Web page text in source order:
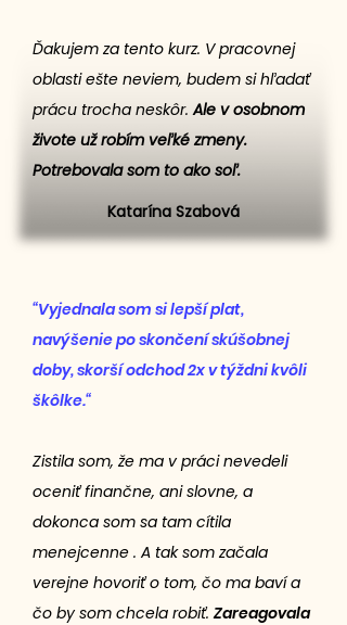
Ďakujem za tento kurz. V pracovnej
oblasti ešte neviem, budem si hľadať
prácu trocha neskôr.Ale v osobnom
živote už robím veľké zmeny.
Potrebovala som to ako soľ.
Katarína Szabová
“Vyjednala som si lepší plat,
navýšenie po skončení skúšobnej
doby, skorší odchod 2x v týždni kvôli
škôlke.“
Zistila som, že ma v práci nevedeli
oceniť finančne, ani slovne, a
dokonca som sa tam cítila
menejcenne . A tak som začala
verejne hovoriť o tom, čo ma baví a
čo by som chcela robiť. Zareagovala